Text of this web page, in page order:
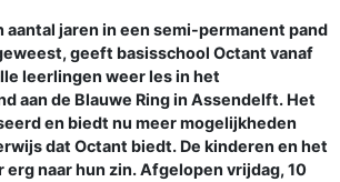
aantal jaren in een semi-permanent pand
geeft basisschool Octant vanaf
leerlingen weer les in het
aan de Blauwe Ring in Assendelft. Het
en biedt nu meer mogelijkheden
dat Octant biedt. De kinderen en het
erg naar hun zin. Afgelopen vrijdag, 10